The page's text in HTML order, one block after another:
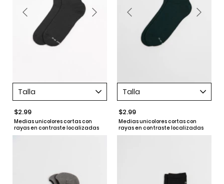
Talla
$2.99
Medias unicolores cortas con
rayas en contraste localizadas
Talla
$2.99
Medias unicolores cortas con
rayas en contraste localizadas